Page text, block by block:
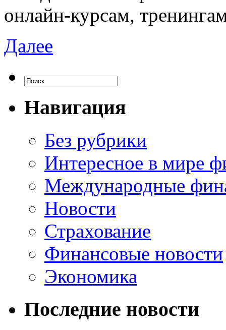
онлайн-курсам,
Далее
Навигация
Без рубрики
Интересное в мире
Международные
Новости
Страхование
Финансовые новости
Экономика
Последние новости